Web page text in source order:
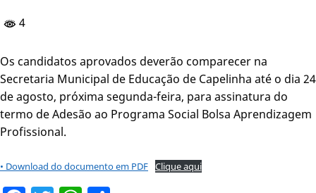
4
Os candidatos aprovados deverão comparecer na
Secretaria Municipal de Educação de Capelinha até o dia 24
de agosto, próxima segunda-feira, para assinatura do
termo de Adesão ao Programa Social Bolsa Aprendizagem
Profissional.
• Download do documento em PDF Clique aqui